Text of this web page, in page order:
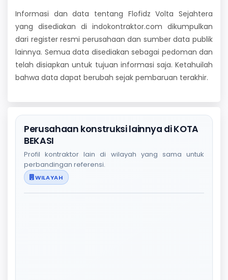
Informasi dan data tentang Flofidz Volta Sejahtera
yang disediakan di indokontraktor.com dikumpulkan
dari register resmi perusahaan dan sumber data publik
lainnya. Semua data disediakan sebagai pedoman dan
telah disiapkan untuk tujuan informasi saja. Ketahuilah
bahwa data dapat berubah sejak pembaruan terakhir.
Perusahaan konstruksi lainnya di KOTA
BEKASI
Profil kontraktor lain di wilayah yang sama untuk
perbandingan referensi.
WILAYAH